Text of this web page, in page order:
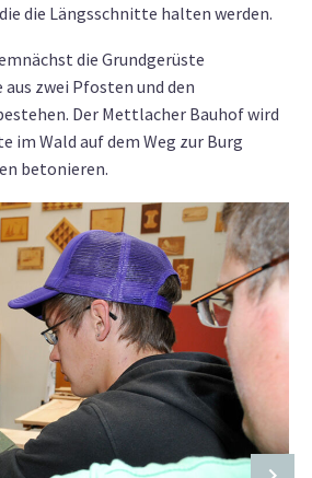
die Längsschnitte halten werden.
die Grundgerüste
zwei Pfosten und den
Der Mettlacher Bauhof wird
im Wald auf dem Weg zur Burg
betonieren.